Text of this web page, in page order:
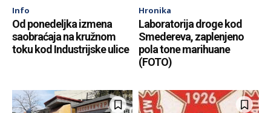
Info
Od ponedeljka izmena
saobraćaja na kružnom
toku kod Industrijske ulice
Hronika
Laboratorija droge kod
Smedereva, zaplenjeno
pola tone marihuane
(FOTO)